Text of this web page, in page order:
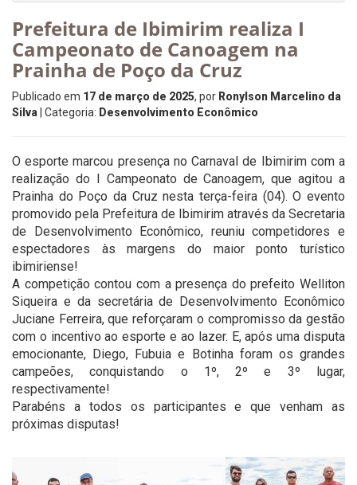
Prefeitura de Ibimirim realiza I
Campeonato de Canoagem na
Prainha de Poço da Cruz
Publicado em 17 de março de 2025, por Ronylson Marcelino da
Silva | Categoria: Desenvolvimento Econômico
O esporte marcou presença no Carnaval de Ibimirim com a
realização do I Campeonato de Canoagem, que agitou a
Prainha do Poço da Cruz nesta terça-feira (04). O evento
promovido pela Prefeitura de Ibimirim através da Secretaria
de Desenvolvimento Econômico, reuniu competidores e
espectadores às margens do maior ponto turístico
ibimiriense!
A competição contou com a presença do prefeito Welliton
Siqueira e da secretária de Desenvolvimento Econômico
Juciane Ferreira, que reforçaram o compromisso da gestão
com o incentivo ao esporte e ao lazer. E, após uma disputa
emocionante, Diego, Fubuia e Botinha foram os grandes
campeões, conquistando o 1º, 2º e 3º lugar,
respectivamente!
Parabéns a todos os participantes e que venham as
próximas disputas!